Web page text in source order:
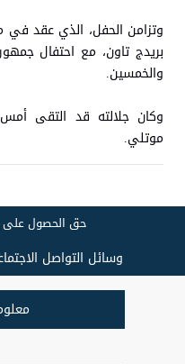
وتزامن الحفل، الذي عقد
بريدج تاون، مع احتفال
والخمسين.
وكان جلالته قد التقى
موتلي.
حق الحصول على
وسائل التواصل